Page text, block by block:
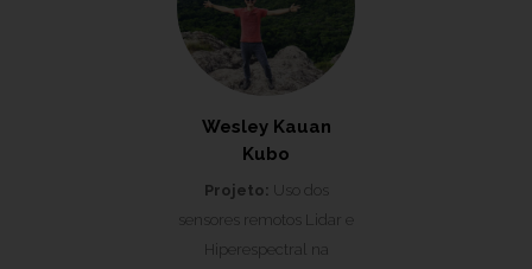
Wesley Kauan
Kubo
Projeto: Uso dos
sensores remotos Lidar e
Hiperespectral na